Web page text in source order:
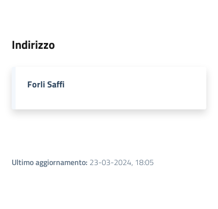
Progetti
Indirizzo
Forli Saffi
Ultimo aggiornamento: 23-03-2024, 18:05